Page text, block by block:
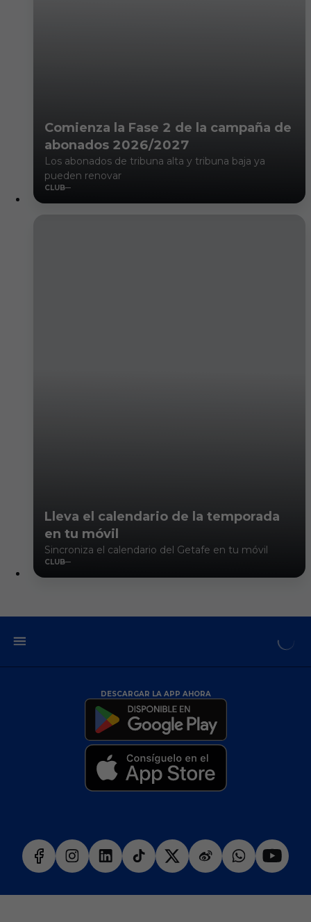
Comienza la Fase 2 de la campaña de
abonados 2026/2027
Los abonados de tribuna alta y tribuna baja ya
pueden renovar
CLUB
Lleva el calendario de la temporada
en tu móvil
Sincroniza el calendario del Getafe en tu móvil
CLUB
DESCARGAR LA APP AHORA